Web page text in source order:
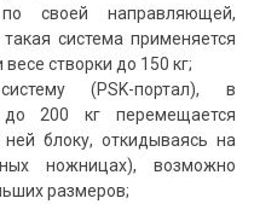
своей направляющей,
система применяется
створки до 150 кг;
(PSK-портал), в
200 кг перемещается
блоку, откидываясь на
ножницах), возможно
размеров;